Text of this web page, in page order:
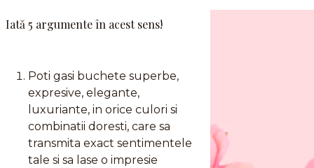
Iată 5 argumente în acest sens!
Poti gasi buchete superbe,
expresive, elegante,
luxuriante, in orice culori si
combinatii doresti, care sa
transmita exact sentimentele
tale si sa lase o impresie